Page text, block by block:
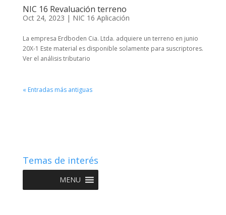
NIC 16 Revaluación terreno
Oct 24, 2023 | NIC 16 Aplicación
La empresa Erdboden Cia. Ltda. adquiere un terreno en junio
20X-1 Este material es disponible solamente para suscriptores.
Ver el análisis tributario
« Entradas más antiguas
Temas de interés
MENU